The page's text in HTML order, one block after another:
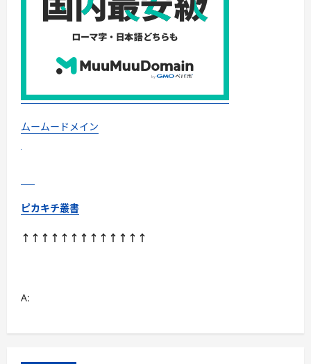
買
い
で
す
か？
つ
い
さ
ら
ムームードメイン
ピカキチ叢書
↑↑↑↑↑↑↑↑↑↑↑↑↑
A: